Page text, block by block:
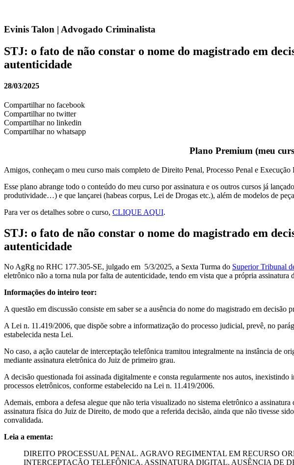
Evinis Talon | Advogado Criminalista
STJ: o fato de não constar o nome do magistrado em
autenticidade
28/03/2025
Compartilhar no facebook
Compartilhar no twitter
Compartilhar no linkedin
Compartilhar no whatsapp
Plano Premium (meu
Amigos, conheçam o meu curso mais completo de Direito Penal, Processo Penal e Execução
Esse plano abrange todo o conteúdo do meu curso por assinatura e os outros cursos já
produtividade…) e que lançarei (habeas corpus, Lei de Drogas etc.), além de modelos de
Para ver os detalhes sobre o curso, CLIQUE AQUI.
STJ: o fato de não constar o nome do magistrado em
autenticidade
No AgRg no RHC 177.305-SE, julgado em 5/3/2025, a Sexta Turma do Superior Tribunal
eletrônico não a torna nula por falta de autenticidade, tendo em vista que a própria
Informações do inteiro teor:
A questão em discussão consiste em saber se a ausência do nome do magistrado em
A Lei n. 11.419/2006, que dispõe sobre a informatização do processo judicial, prevê, no
estabelecida nesta Lei.
No caso, a ação cautelar de interceptação telefônica tramitou integralmente na instância de
mediante assinatura eletrônica do Juiz de primeiro grau.
A decisão questionada foi assinada digitalmente e consta regularmente nos autos,
processos eletrônicos, conforme estabelecido na Lei n. 11.419/2006.
Ademais, embora a defesa alegue que não teria visualizado no sistema eletrônico a
assinatura física do Juiz de Direito, de modo que a referida decisão, ainda que não tivesse
convalidada.
Leia a ementa:
DIREITO PROCESSUAL PENAL. AGRAVO REGIMENTAL EM RECURSO
INTERCEPTAÇÃO TELEFÔNICA. ASSINATURA DIGITAL. AUSÊNCIA DE